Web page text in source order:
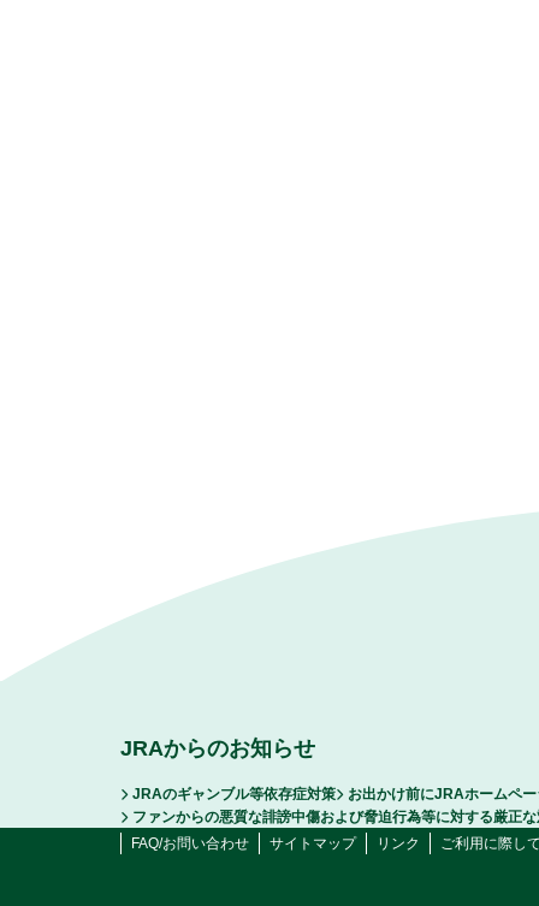
JRAからのお知らせ
JRAのギャンブル等依存症対策
お出かけ前にJRAホームペ
ファンからの悪質な誹謗中傷および脅迫行為等に対する厳正
FAQ/お問い合わせ
サイトマップ リンク ご利用に際し